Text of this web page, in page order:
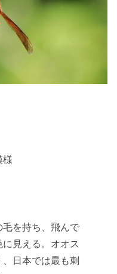
様
を持ち、飛んで
見える。オオス
日本では最も刺